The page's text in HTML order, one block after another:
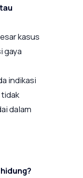
kasus
gaya
indikasi
dalam